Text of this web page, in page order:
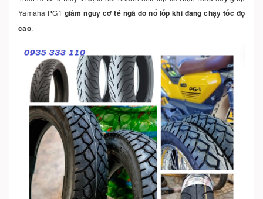
Yamaha PG1 giảm nguy cơ té ngã do nổ lốp khi đang chạy tốc độ
cao.